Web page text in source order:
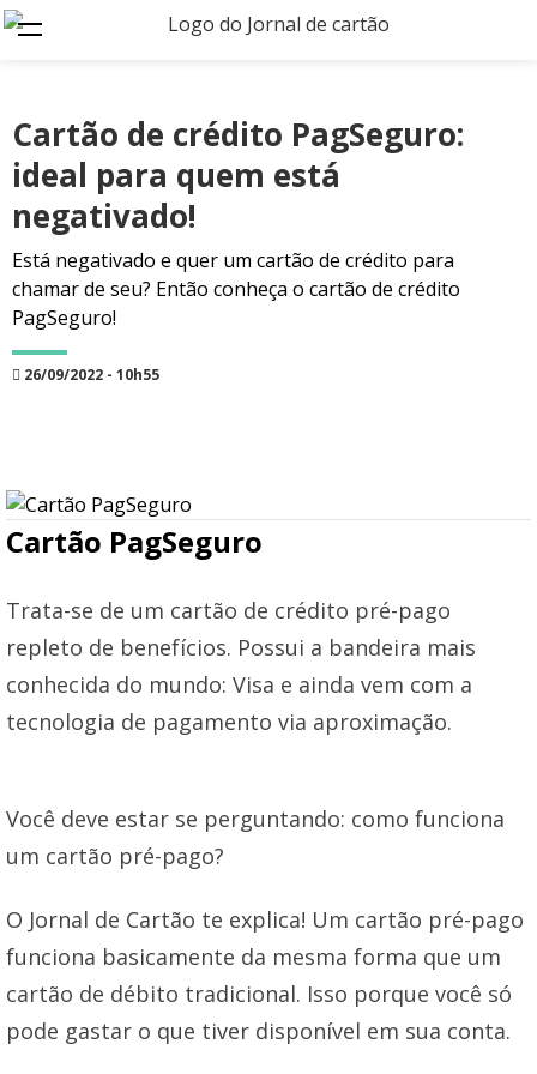
Cartão de crédito PagSeguro:
ideal para quem está
negativado!
Está negativado e quer um cartão de crédito para
chamar de seu? Então conheça o cartão de crédito
PagSeguro!
26/09/2022 - 10h55
Cartão PagSeguro
Trata-se de um cartão de crédito pré-pago
repleto de benefícios. Possui a bandeira mais
conhecida do mundo: Visa e ainda vem com a
tecnologia de pagamento via aproximação.
Você deve estar se perguntando: como funciona
um cartão pré-pago?
O Jornal de Cartão te explica! Um cartão pré-pago
funciona basicamente da mesma forma que um
cartão de débito tradicional. Isso porque você só
pode gastar o que tiver disponível em sua conta.